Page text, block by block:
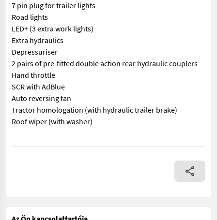
7 pin plug for trailer lights
Road lights
LED+ (3 extra work lights)
Extra hydraulics
Depressuriser
2 pairs of pre-fitted double action rear hydraulic couplers
Hand throttle
SCR with AdBlue
Auto reversing fan
Tractor homologation (with hydraulic trailer brake)
Roof wiper (with washer)
== More details (EN) == Steering: Articulated Boom / loading